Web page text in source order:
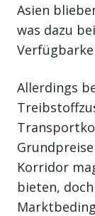
Asien
was dazu
Allerdings
Korridor
bieten,